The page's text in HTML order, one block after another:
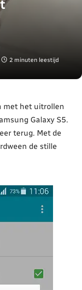
2 minuten leestijd
met het uitrollen
Galaxy S5.
terug. Met de
de stille